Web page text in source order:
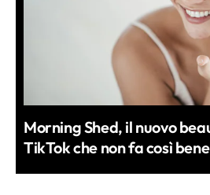
Morning Shed, il nuovo
TikTok che non fa così